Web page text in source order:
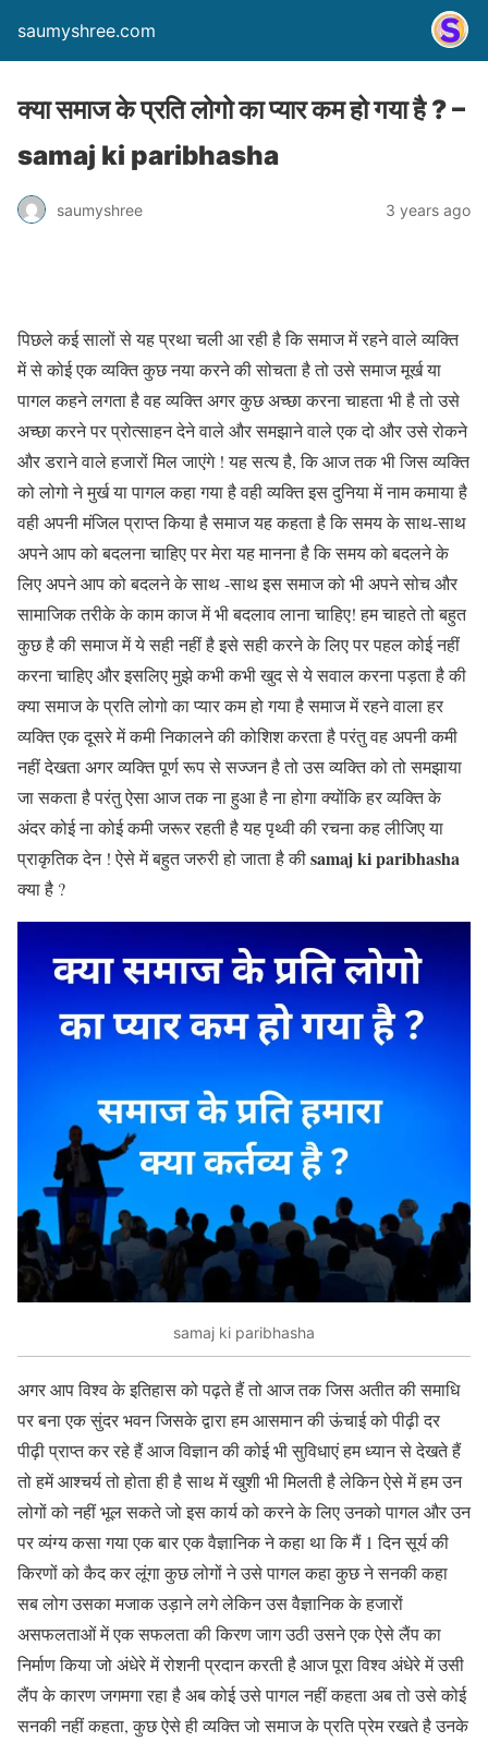
saumyshree.com
क्या समाज के प्रति लोगो का प्यार कम हो गया है ? –
samaj ki paribhasha
saumyshree 3 years ago
पिछले कई सालों से यह प्रथा चली आ रही है कि समाज में रहने वाले व्यक्ति
में से कोई एक व्यक्ति कुछ नया करने की सोचता है तो उसे समाज मूर्ख या
पागल कहने लगता है वह व्यक्ति अगर कुछ अच्छा करना चाहता भी है तो उसे
अच्छा करने पर प्रोत्साहन देने वाले और समझाने वाले एक दो और उसे रोकने
और डराने वाले हजारों मिल जाएंगे ! यह सत्य है, कि आज तक भी जिस व्यक्ति
को लोगो ने मुर्ख या पागल कहा गया है वही व्यक्ति इस दुनिया में नाम कमाया है
वही अपनी मंजिल प्राप्त किया है समाज यह कहता है कि समय के साथ-साथ
अपने आप को बदलना चाहिए पर मेरा यह मानना है कि समय को बदलने के
लिए अपने आप को बदलने के साथ -साथ इस समाज को भी अपने सोच और
सामाजिक तरीके के काम काज में भी बदलाव लाना चाहिए! हम चाहते तो बहुत
कुछ है की समाज में ये सही नहीं है इसे सही करने के लिए पर पहल कोई नहीं
करना चाहिए और इसलिए मुझे कभी कभी खुद से ये सवाल करना पड़ता है की
क्या समाज के प्रति लोगो का प्यार कम हो गया है समाज में रहने वाला हर
व्यक्ति एक दूसरे में कमी निकालने की कोशिश करता है परंतु वह अपनी कमी
नहीं देखता अगर व्यक्ति पूर्ण रूप से सज्जन है तो उस व्यक्ति को तो समझाया
जा सकता है परंतु ऐसा आज तक ना हुआ है ना होगा क्योंकि हर व्यक्ति के
अंदर कोई ना कोई कमी जरूर रहती है यह पृथ्वी की रचना कह लीजिए या
प्राकृतिक देन ! ऐसे में बहुत जरुरी हो जाता है कीsamaj ki paribhasha
क्या है ?
samaj ki paribhasha
अगर आप विश्व के इतिहास को पढ़ते हैं तो आज तक जिस अतीत की समाधि
पर बना एक सुंदर भवन जिसके द्वारा हम आसमान की ऊंचाई को पीढ़ी दर
पीढ़ी प्राप्त कर रहे हैं आज विज्ञान की कोई भी सुविधाएं हम ध्यान से देखते हैं
तो हमें आश्चर्य तो होता ही है साथ में खुशी भी मिलती है लेकिन ऐसे में हम उन
लोगों को नहीं भूल सकते जो इस कार्य को करने के लिए उनको पागल और उन
पर व्यंग्य कसा गया एक बार एक वैज्ञानिक ने कहा था कि मैं 1 दिन सूर्य की
किरणों को कैद कर लूंगा कुछ लोगों ने उसे पागल कहा कुछ ने सनकी कहा
सब लोग उसका मजाक उड़ाने लगे लेकिन उस वैज्ञानिक के हजारों
असफलताओं में एक सफलता की किरण जाग उठी उसने एक ऐसे लैंप का
निर्माण किया जो अंधेरे में रोशनी प्रदान करती है आज पूरा विश्व अंधेरे में उसी
लैंप के कारण जगमगा रहा है अब कोई उसे पागल नहीं कहता अब तो उसे कोई
सनकी नहीं कहता, कुछ ऐसे ही व्यक्ति जो समाज के प्रति प्रेम रखते है उनके